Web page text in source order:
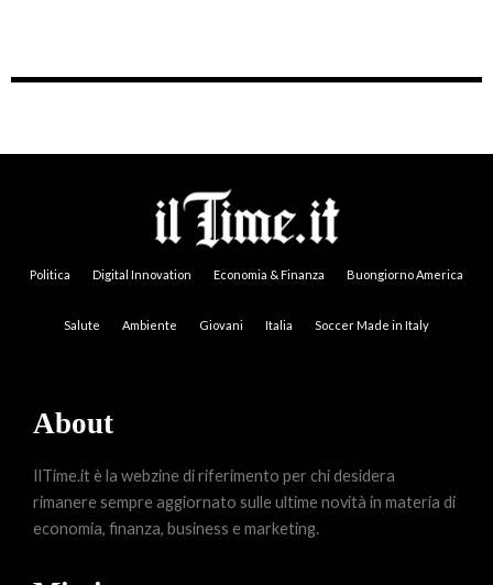
Politica Digital Innovation Economia & Finanza Buongiorno America
Salute Ambiente Giovani Italia Soccer Made in Italy
About
IlTime.it è la webzine di riferimento per chi desidera
rimanere sempre aggiornato sulle ultime novità in materia di
economia, finanza, business e marketing.